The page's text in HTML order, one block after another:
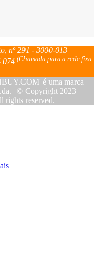
nº 291 - 3000-013
074 (Chamada para a rede fixa
é uma marca
| © Copyright 2023
reserved.